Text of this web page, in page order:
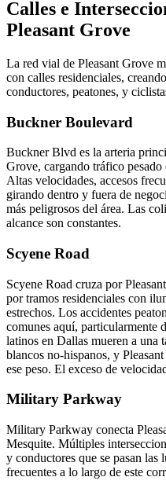
Calles e
Pleasant Grove
La red vial de Pleasant Grove
con calles residenciales,
conductores, peatones, y
Buckner Boulevard
Buckner Blvd es la arteria
Grove, cargando tráfico
Altas velocidades, accesos
girando dentro y fuera de
más peligrosos del área. Las
alcance son constantes.
Scyene Road
Scyene Road cruza por
por tramos residenciales con
estrechos. Los accidentes
comunes aquí, particularmente
latinos en Dallas mueren a una
blancos no-hispanos, y
ese peso. El exceso de
Military Parkway
Military Parkway conecta
Mesquite. Múltiples
y conductores que se pasan las
frecuentes a lo largo de este